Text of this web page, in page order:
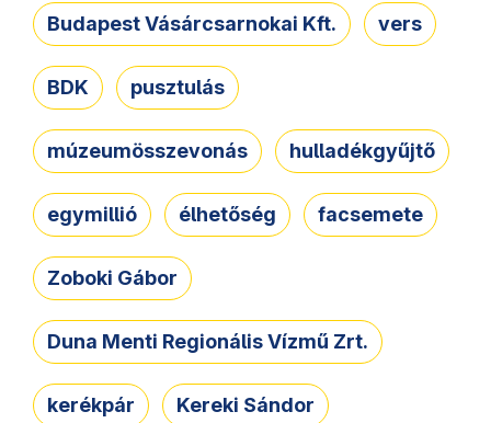
Budapest Vásárcsarnokai Kft. vers
BDK pusztulás
múzeumösszevonás hulladékgyűjtő
egymillió élhetőség facsemete
Zoboki Gábor
Duna Menti Regionális Vízmű Zrt.
kerékpár Kereki Sándor